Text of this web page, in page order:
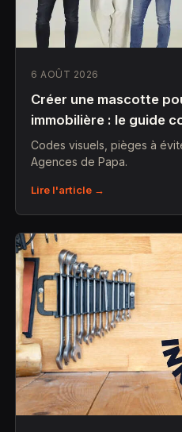
6 AOÛT 2026
Créer une mascotte
immobilière : le guide
Codes visuels, pièges à
Agences de Papa.
Lire l'article →